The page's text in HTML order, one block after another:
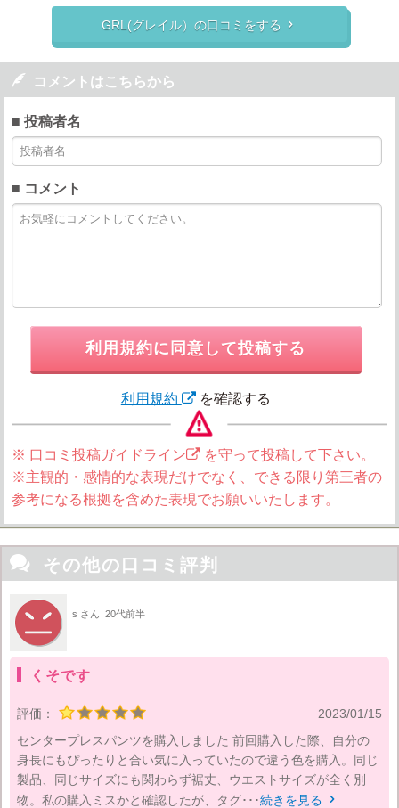
GRL(グレイル）の口コミをする 
 コメントはこちらから
■ 投稿者名
■ コメント
利用規約に同意して投稿する
利用規約 を確認する
※ 口コミ投稿ガイドライン
を守って投稿して下さい。
※主観的・感情的な表現だけでなく、できる限り第三者の
参考になる根拠を含めた表現でお願いいたします。
 その他の口コミ評判
s さん 20代前半
くそです
評価：
2023/01/15
センタープレスパンツを購入しました 前回購入した際、自分の
身長にもぴったりと合い気に入っていたので違う色を購入。同じ
製品、同じサイズにも関わらず裾丈、ウエストサイズが全く別
物。私の購入ミスかと確認したが、タグ･･･続きを見る 